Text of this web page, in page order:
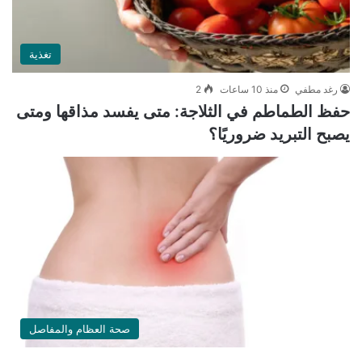
تغذية
رغد مطفي منذ 10 ساعات 2
حفظ الطماطم في الثلاجة: متى يفسد مذاقها ومتى
يصبح التبريد ضروريًا؟
صحة العظام والمفاصل